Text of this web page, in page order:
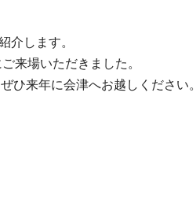
介します。
来場いただきました。
ひ来年に会津へお越しください。